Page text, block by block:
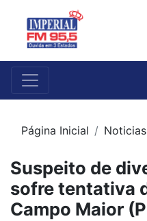
Página Inicial Noticias
Suspeito de
sofre tentativa
Campo Maior